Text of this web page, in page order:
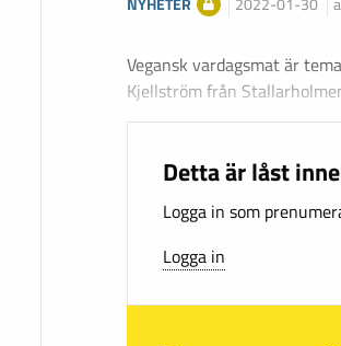
Vegansk vardagsmat är
Kjellström från
Detta är låst
Logga in som
Logga in